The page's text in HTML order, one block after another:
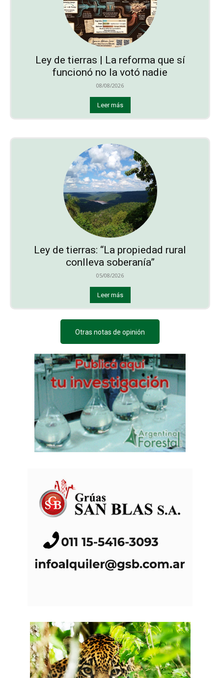
Ley de tierras | La reforma que sí
funcionó no la votó nadie
08/08/2026
Leer más
Ley de tierras: “La propiedad rural
conlleva soberanía”
05/08/2026
Leer más
Otras notas de opinión